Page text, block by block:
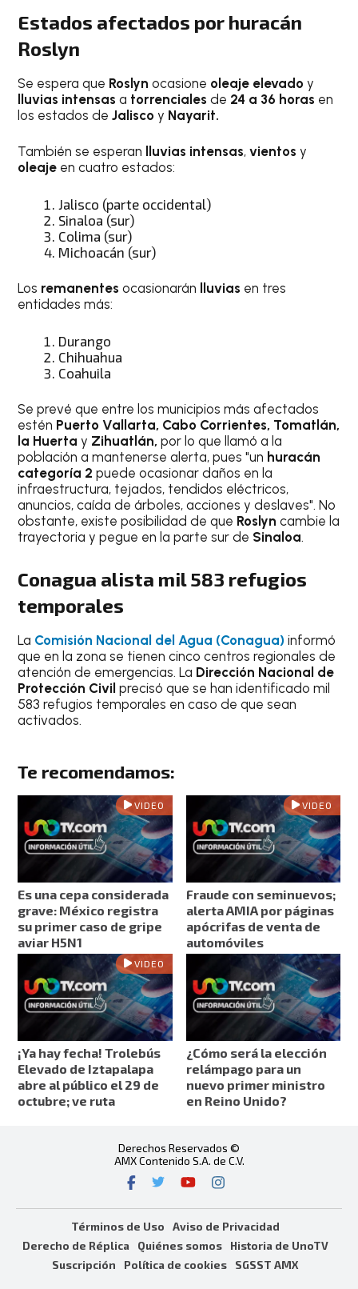
Estados afectados por huracán
Roslyn
Se espera que Roslyn ocasione oleaje elevadoy
lluvias intensasa torrencialesde 24 a 36 horas en
los estados deJaliscoy Nayarit.
También se esperan lluvias intensas,vientosy
oleaje en cuatro estados:
Jalisco (parte occidental)
Sinaloa (sur)
Colima (sur)
Michoacán (sur)
Los remanentes ocasionarán lluvias en tres
entidades más:
Durango
Chihuahua
Coahuila
Se prevé que entre los municipios más afectados
estén Puerto Vallarta, Cabo Corrientes, Tomatlán,
la Huertay Zihuatlán,por lo que llamó a la
población a mantenerse alerta, pues "un huracán
categoría 2puede ocasionar daños en la
infraestructura, tejados, tendidos eléctricos,
anuncios, caída de árboles, acciones y deslaves". No
obstante, existe posibilidad de que Roslyncambie la
trayectoria y pegue en la parte sur de Sinaloa.
Conagua alista mil 583 refugios
temporales
La Comisión Nacional del Agua (Conagua) informó
que en la zona se tienen cinco centros regionales de
atención de emergencias. La Dirección Nacional de
Protección Civilprecisó que se han identificado mil
583 refugios temporales en caso de que sean
activados.
Te recomendamos:
VIDEO
Es una cepa considerada
grave: México registra
su primer caso de gripe
aviar H5N1
VIDEO
Fraude con seminuevos;
alerta AMIA por páginas
apócrifas de venta de
automóviles
VIDEO
¡Ya hay fecha! Trolebús
Elevado de Iztapalapa
abre al público el 29 de
octubre; ve ruta
¿Cómo será la elección
relámpago para un
nuevo primer ministro
en Reino Unido?
Derechos Reservados ©
AMX Contenido S.A. de C.V.
Términos de Uso
Aviso de Privacidad
Derecho de Réplica
Quiénes somos
Historia de UnoTV
Suscripción
Política de cookies SGSST AMX